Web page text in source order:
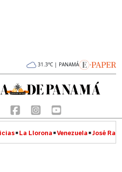
31.3°C | PANAMÁ
La Llorona Venezuela José